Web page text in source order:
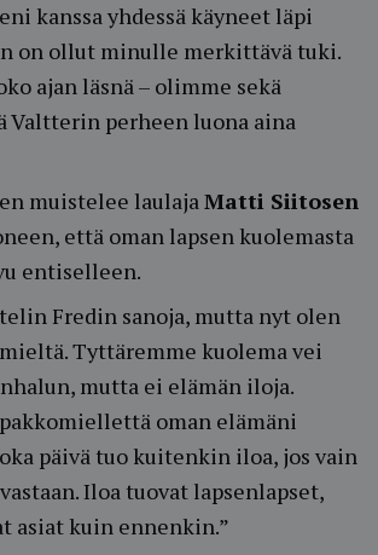
kanssa yhdessä käyneet läpi
on ollut minulle merkittävä tuki.
ajan läsnä – olimme sekä
Valtterin perheen luona aina
muistelee laulajaMatti Siitosen
että oman lapsen kuolemasta
entiselleen.
Fredin sanoja, mutta nyt olen
Tyttäremme kuolema vei
mutta ei elämän iloja.
oman elämäni
päivä tuo kuitenkin iloa, jos vain
Iloa tuovat lapsenlapset,
asiat kuin ennenkin.”